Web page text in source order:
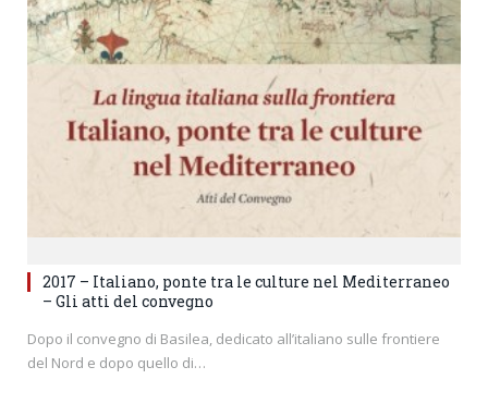
2017 – Italiano, ponte tra le culture nel Mediterraneo
– Gli atti del convegno
Dopo il convegno di Basilea, dedicato all’italiano sulle frontiere
del Nord e dopo quello di…